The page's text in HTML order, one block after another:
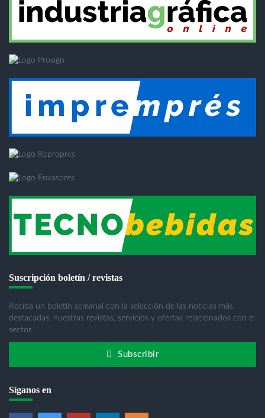
Suscripción boletín / revistas
Reciba un boletín semanal con la selección de las noticias más
destacadas, nuestras revistas, servicios y ofertas relacionados con el
sector.
Subscribir
Síganos en